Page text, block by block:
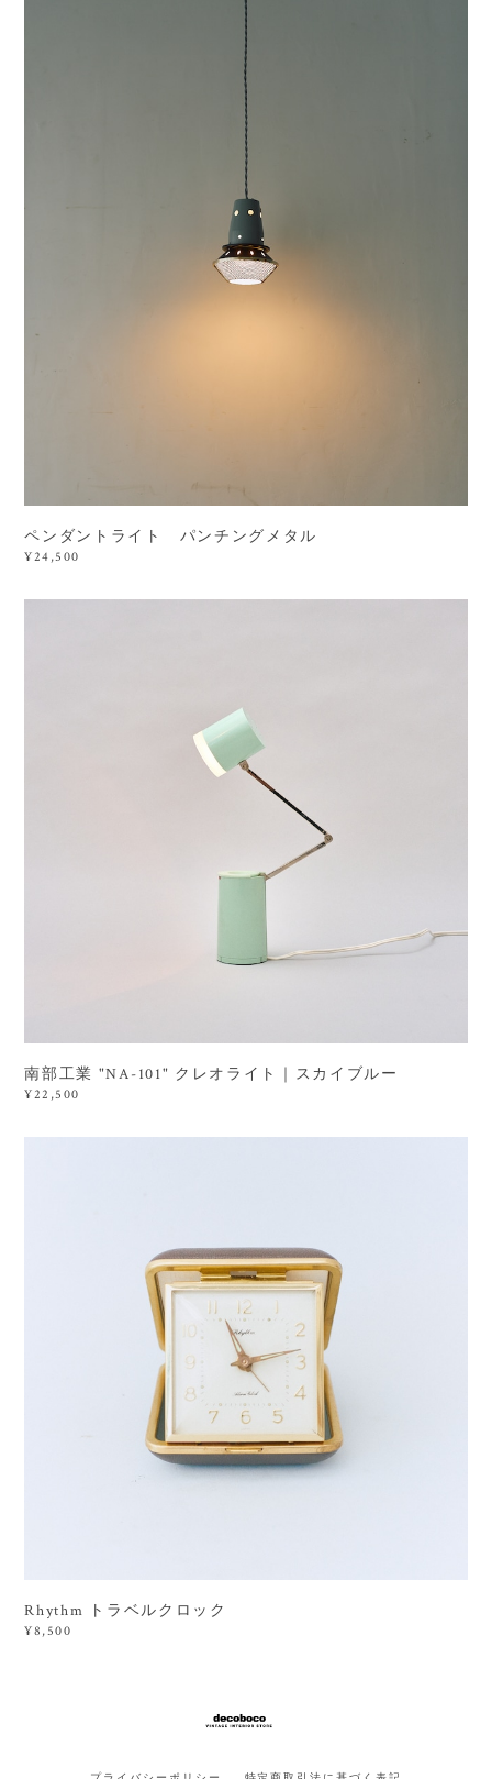
ペンダントライト パンチングメタル
¥24,500
南部工業 "NA-101" クレオライト｜スカイブルー
¥22,500
Rhythm トラベルクロック
¥8,500